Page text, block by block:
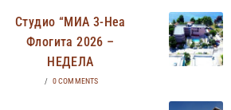
Студио “МИА 3-Неа
Флогита 2026 –
НЕДЕЛА
/ 0 COMMENTS